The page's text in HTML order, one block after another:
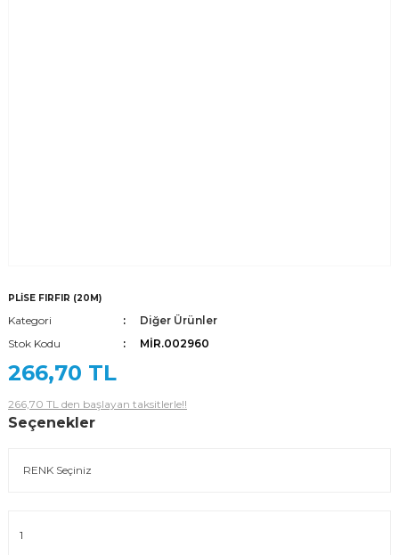
PLİSE FIRFIR (20M)
Kategori
Diğer Ürünler
Stok Kodu
MİR.002960
266,70 TL
266,70 TL den başlayan taksitlerle!!
Seçenekler